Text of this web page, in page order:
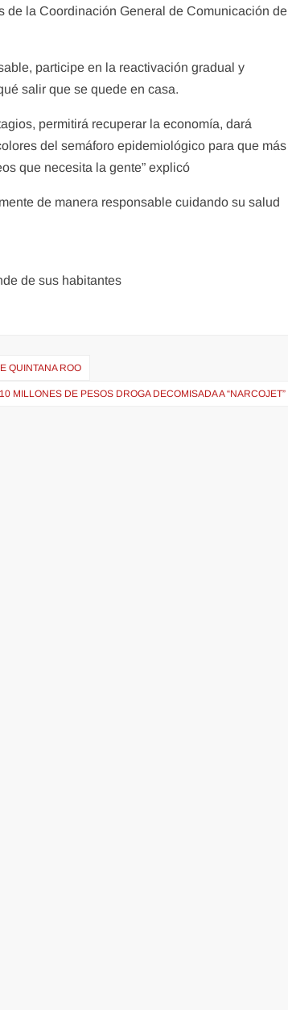
la Coordinación General de Comunicación del
participe en la reactivación gradual y
salir que se quede en casa.
permitirá recuperar la economía, dará
del semáforo epidemiológico para que más
que necesita la gente” explicó
de manera responsable cuidando su salud
de sus habitantes
QUINTANA ROO
MILLONES DE PESOS DROGA DECOMISADA A “NARCOJET”